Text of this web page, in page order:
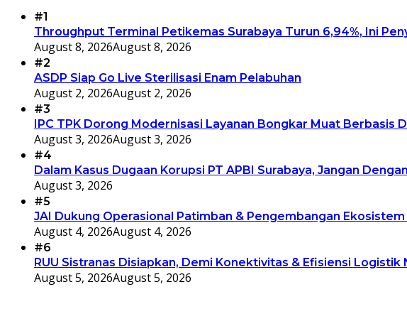
#1
Throughput Terminal Petikemas Surabaya Turun 6,94%, Ini
August 8, 2026August 8, 2026
#2
ASDP Siap Go Live Sterilisasi Enam Pelabuhan
August 2, 2026August 2, 2026
#3
IPC TPK Dorong Modernisasi Layanan Bongkar Muat Berbasis
August 3, 2026August 3, 2026
#4
Dalam Kasus Dugaan Korupsi PT APBI Surabaya, Jangan
August 3, 2026
#5
JAI Dukung Operasional Patimban & Pengembangan
August 4, 2026August 4, 2026
#6
RUU Sistranas Disiapkan, Demi Konektivitas & Efisiensi Logistik
August 5, 2026August 5, 2026